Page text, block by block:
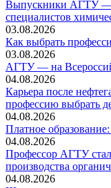
Выпускники АГТУ —
специалистов
03.08.2026
Как выбрать
03.08.2026
АГТУ — на
04.08.2026
Карьера после
профессию выбрать
04.08.2026
Платное
04.08.2026
Профессор АГТУ
производства
04.08.2026